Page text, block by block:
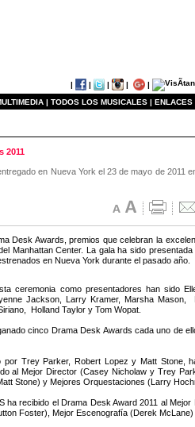
| | | | |
| TODOS LOS MUSICALES | ENLACES
2011
en Nueva York el 23 de mayo de 2011
Desk Awards, premios que celebran la
Manhattan Center. La gala ha sido
en Nueva York durante el pasado año.
ceremonia como presentadores han sido
Jackson, Larry Kramer, Marsha
Holland Taylor y Tom Wopat.
cinco Drama Desk Awards cada uno de
Trey Parker, Robert Lopez y Matt Stone,
al Mejor Director (Casey Nicholaw y Trey
Stone) y Mejores Orquestaciones (Larry
recibido el Drama Desk Award 2011 al
Foster), Mejor Escenografía (Derek McLane)